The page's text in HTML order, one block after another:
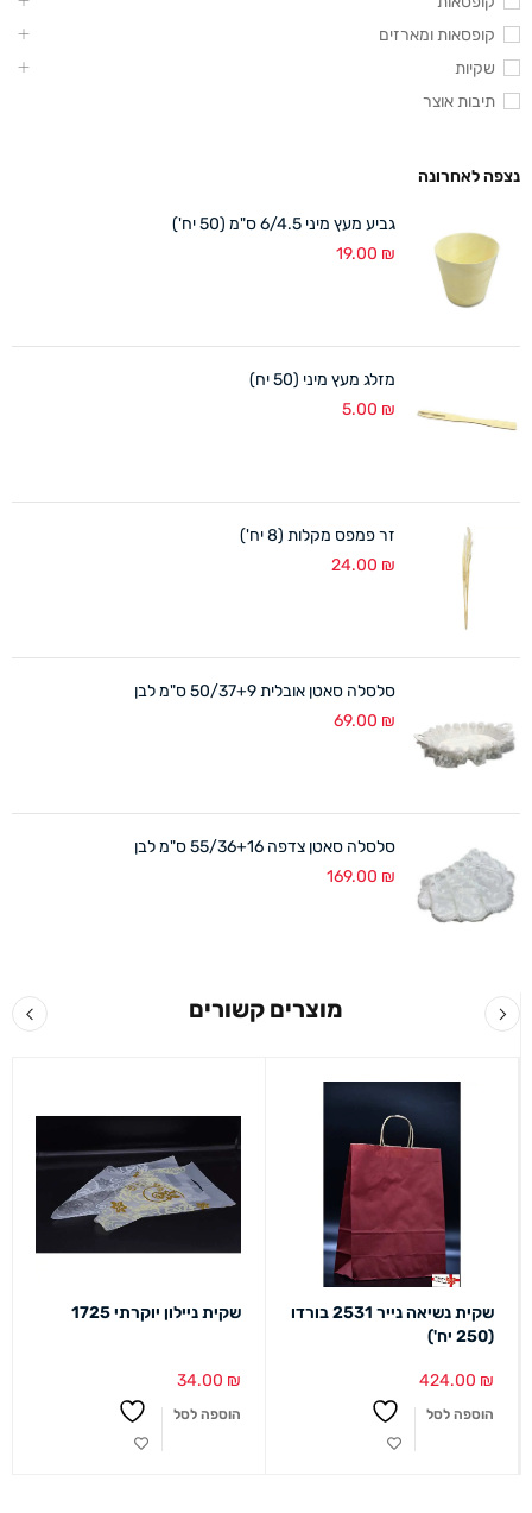
קופסאות ומארזים
שקיות
תיבות אוצר
נצפה לאחרונה
גביע מעץ מיני 6/4.5 ס"מ (50 יח')
19.00 ₪
מזלג מעץ מיני (50 יח)
5.00 ₪
זר פמפס מקלות (8 יח')
24.00 ₪
סלסלה סאטן אובלית 50/37+9 ס"מ לבן
69.00 ₪
סלסלה סאטן צדפה 55/36+16 ס"מ לבן
169.00 ₪
מוצרים קשורים
שקית נשיאה נייר 2531 בורדו
(250 יח')
424.00 ₪
הוספה לסל
שקית ניילון יוקרתי 1725
34.00 ₪
הוספה לסל